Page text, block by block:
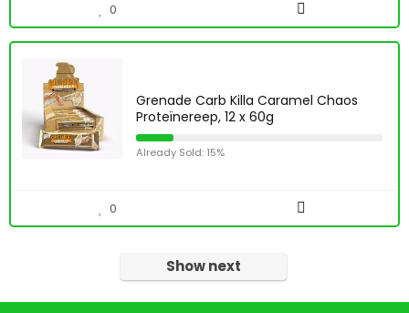
0
Grenade Carb Killa Caramel Chaos
Proteïnereep, 12 x 60g
Already Sold: 15%
0
Show next